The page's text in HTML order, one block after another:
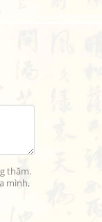
thăm.
mình,